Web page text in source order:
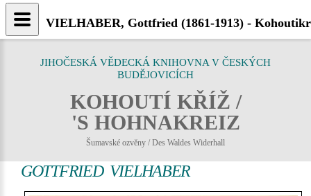
JIHOČESKÁ VĚDECKÁ KNIHOVNA V ČESKÝCH
BUDĚJOVICÍCH
KOHOUTÍ KŘÍŽ /
'S HOHNAKREIZ
Šumavské ozvěny / Des Waldes Widerhall
GOTTFRIED VIELHABER
VIELHABER, Gottfried (1861-1913) -